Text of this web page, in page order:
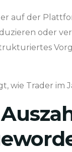
auf der
oder
wie Trader